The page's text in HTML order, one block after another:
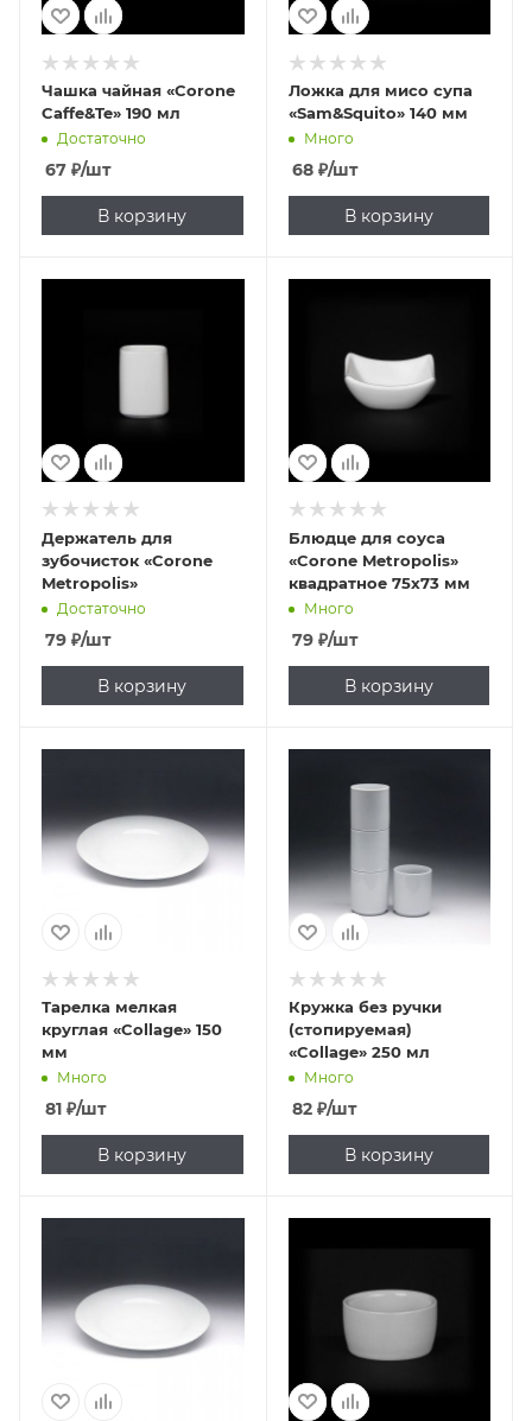
Чашка чайная «Corone
Caffe&Te» 190 мл
Достаточно
67 ₽/шт
В корзину
Ложка для мисо супа
«Sam&Squito» 140 мм
Много
68₽/шт
В корзину
Держатель для
зубочисток «Corone
Metropolis»
Достаточно
79 ₽/шт
В корзину
Блюдце для соуса
«Corone Metropolis»
квадратное 75х73 мм
Много
79₽/шт
В корзину
Тарелка мелкая
круглая «Collage» 150
мм
Много
81 ₽/шт
В корзину
Кружка без ручки
(стопируемая)
«Collage» 250 мл
Много
82₽/шт
В корзину